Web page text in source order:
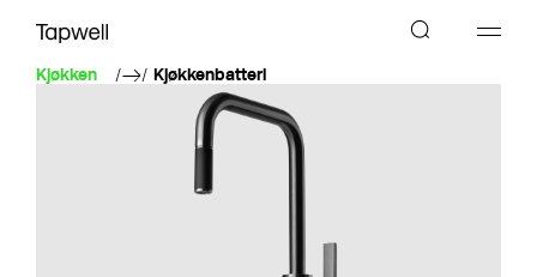
Kjøkken Kjøkkenbatteri